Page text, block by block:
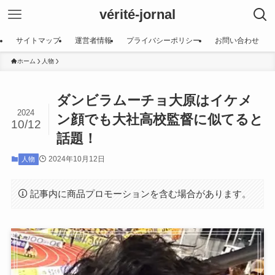
vérité-jornal
サイトマップ 運営者情報 プライバシーポリシー お問い合わせ
ホーム 人物
ダンビラムーチョ大原はイケメ
ン顔でも大社高校監督に似てると
話題！
2024
10/12
人物 2024年10月12日
記事内に商品プロモーションを含む場合があります。